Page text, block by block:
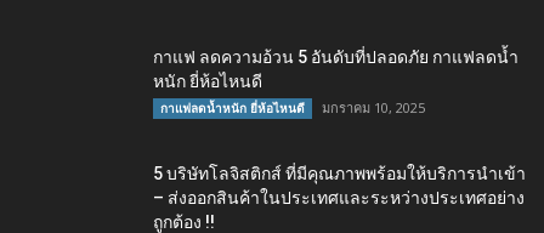
กาแฟ ลดความอ้วน 5 อันดับที่ปลอดภัย กาแฟลดน้ำ
หนัก ยี่ห้อไหนดี
กาแฟลดน้ำหนัก ยี่ห้อไหนดี มกราคม 10, 2025
5 บริษัทโลจิสติกส์ ที่มีคุณภาพพร้อมให้บริการนำเข้า
– ส่งออกสินค้าในประเทศและระหว่างประเทศอย่าง
ถูกต้อง !!